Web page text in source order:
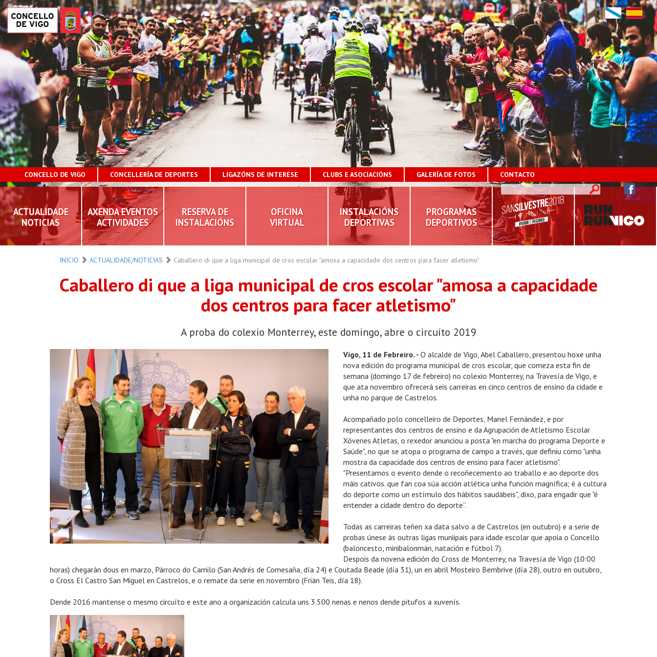
CONCELLO DE VIGO CONCELLERÍA DE DEPORTES LIGAZÓNS DE INTERESE CLUBS E ASOCIACIÓNS GALERÍA DE FOTOS CONTACTO
ACTUALIDADE
NOTICIAS
AXENDA EVENTOS
ACTIVIDADES
RESERVA DE
INSTALACIÓNS
OFICINA
VIRTUAL
INSTALACIÓNS
DEPORTIVAS
PROGRAMAS
DEPORTIVOS
INICIO ACTUALIDADE/NOTICIAS Caballero di que a liga municipal de cros escolar "amosa a capacidade dos centros para facer atletismo"
Caballero di que a liga municipal de cros escolar "amosa a capacidade
dos centros para facer atletismo"
A proba do colexio Monterrey, este domingo, abre o circuíto 2019
Vigo, 11 de Febreiro. - O alcalde de Vigo, Abel Caballero, presentou hoxe unha
nova edición do programa municipal de cros escolar, que comeza esta fin de
semana (domingo 17 de febreiro) no colexio Monterrey, na Travesía de Vigo, e
que ata novembro ofrecerá seis carreiras en cinco centros de ensino da cidade e
unha no parque de Castrelos.
Acompañado polo concelleiro de Deportes, Manel Fernández, e por
representantes dos centros de ensino e da Agrupación de Atletismo Escolar
Xóvenes Atletas, o rexedor anunciou a posta "en marcha do programa Deporte e
Saúde", no que se atopa o programa de campo a través, que definiu como "unha
mostra da capacidade dos centros de ensino para facer atletismo".
"Presentamos o evento dende o recoñecemento ao traballo e ao deporte dos
máis cativos. que fan coa súa acción atlética unha función magnífica; é a cultura
do deporte como un estímulo dos hábitos saudábeis", dixo, para engadir que "é
entender a cidade dentro do deporte”.
Todas as carreiras teñen xa data salvo a de Castrelos (en outubro) e a serie de
probas únese ás outras ligas muniipais para idade escolar que apoia o Concello
(baloncesto, minibalonmán, natación e fútbol 7).
Despois da novena edición do Cross de Monterrey, na Travesía de Vigo (10:00
horas) chegarán dous en marzo, Párroco do Camilo (San Andrés de Comesaña, día 24) e Coutada Beade (día 31), un en abril Mosteiro Bembrive (día 28), outro en outubro,
o Cross El Castro San Miguel en Castrelos, e o remate da serie en novembro (Frián Teis, día 18).
Dende 2016 mantense o mesmo circuíto e este ano a organización calcula uns 3.500 nenas e nenos dende pitufos a xuvenís.